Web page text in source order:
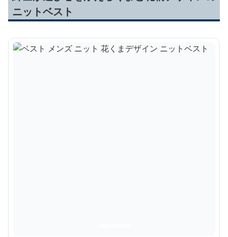
ニットベスト